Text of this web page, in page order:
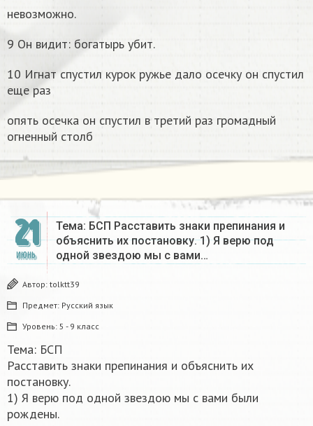
невозможно.
9 Он видит: богатырь убит.
10 Игнат спустил курок ружье дало осечку он спустил
еще раз
опять осечка он спустил в третий раз громадный
огненный столб
21
ИЮНЬ
Тема: БСП Расставить знаки препинания и
объяснить их постановку. 1) Я верю под
одной звездою мы с вами…
Автор: tolktt39
Предмет: Русский язык
Уровень: 5 - 9 класс
Тема: БСП
Расставить знаки препинания и объяснить их
постановку.
1) Я верю под одной звездою мы с вами были
рождены.